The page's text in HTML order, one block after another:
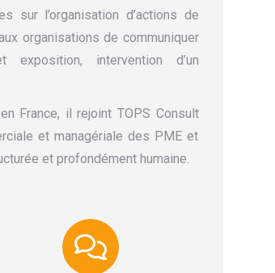
sur l’organisation d’actions de
organisations de communiquer
exposition, intervention d’un
France, il rejoint TOPS Consult
et managériale des PME et
et profondément humaine.